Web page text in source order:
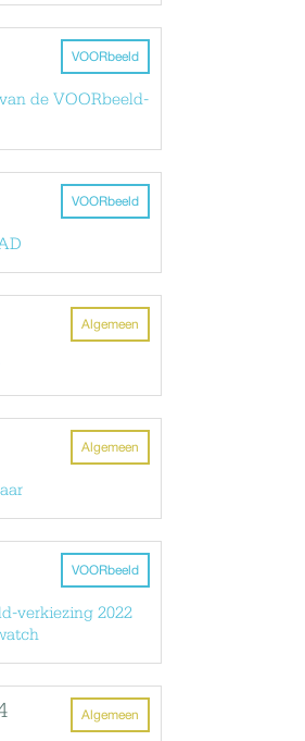
VOORbeeld
de VOORbeeld-
VOORbeeld
Algemeen
Algemeen
VOORbeeld
verkiezing 2022
Algemeen